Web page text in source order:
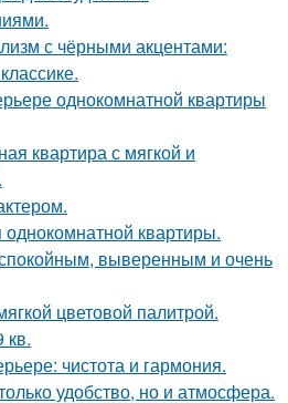
с чёрными акцентами:
однокомнатной квартиры
квартира с мягкой и
квартиры.
выверенным и очень
цветовой палитрой.
кв.
чистота и гармония.
удобство, но и атмосфера.